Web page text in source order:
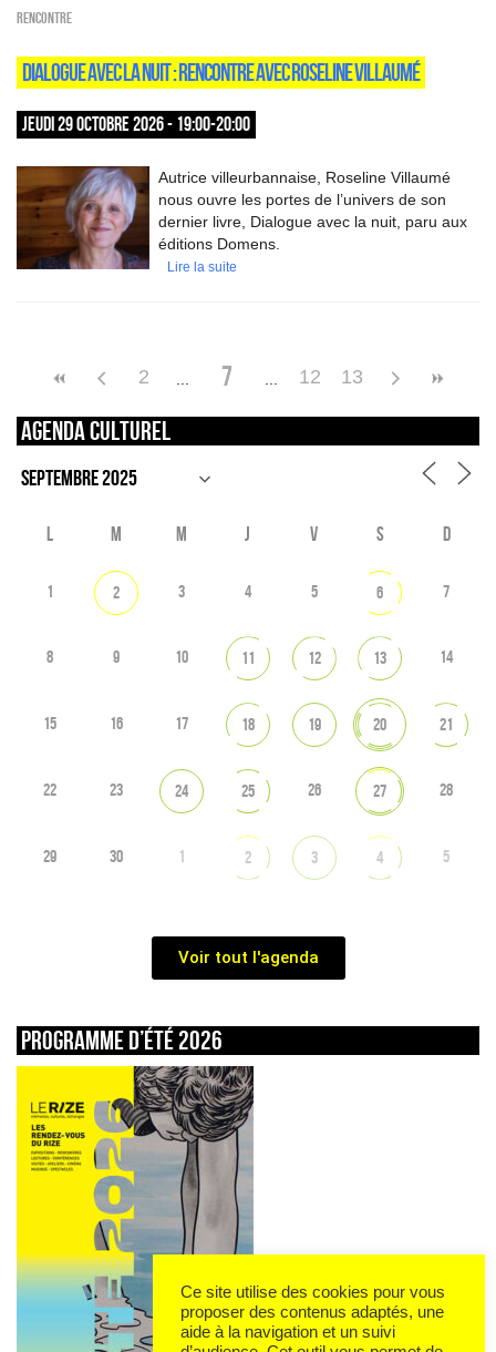
Rencontre
DIALOGUE AVEC LA NUIT : RENCONTRE AVEC ROSELINE VILLAUMÉ
JEUDI 29 OCTOBRE 2026 - 19:00-20:00
Autrice villeurbannaise, Roseline Villaumé
nous ouvre les portes de l’univers de son
dernier livre, Dialogue avec la nuit, paru aux
éditions Domens.
Lire la suite
2 7 12 13
Agenda culturel
L M M J V S D
1 2 3 4 5 6 7
8 9 10 11 12 13 14
15 16 17 18 19 20 21
22 23 24 25 26 27 28
29 30 1 2 3 4 5
Voir tout l'agenda
Programme d’été 2026
Ce site utilise des cookies pour vous
proposer des contenus adaptés, une
aide à la navigation et un suivi